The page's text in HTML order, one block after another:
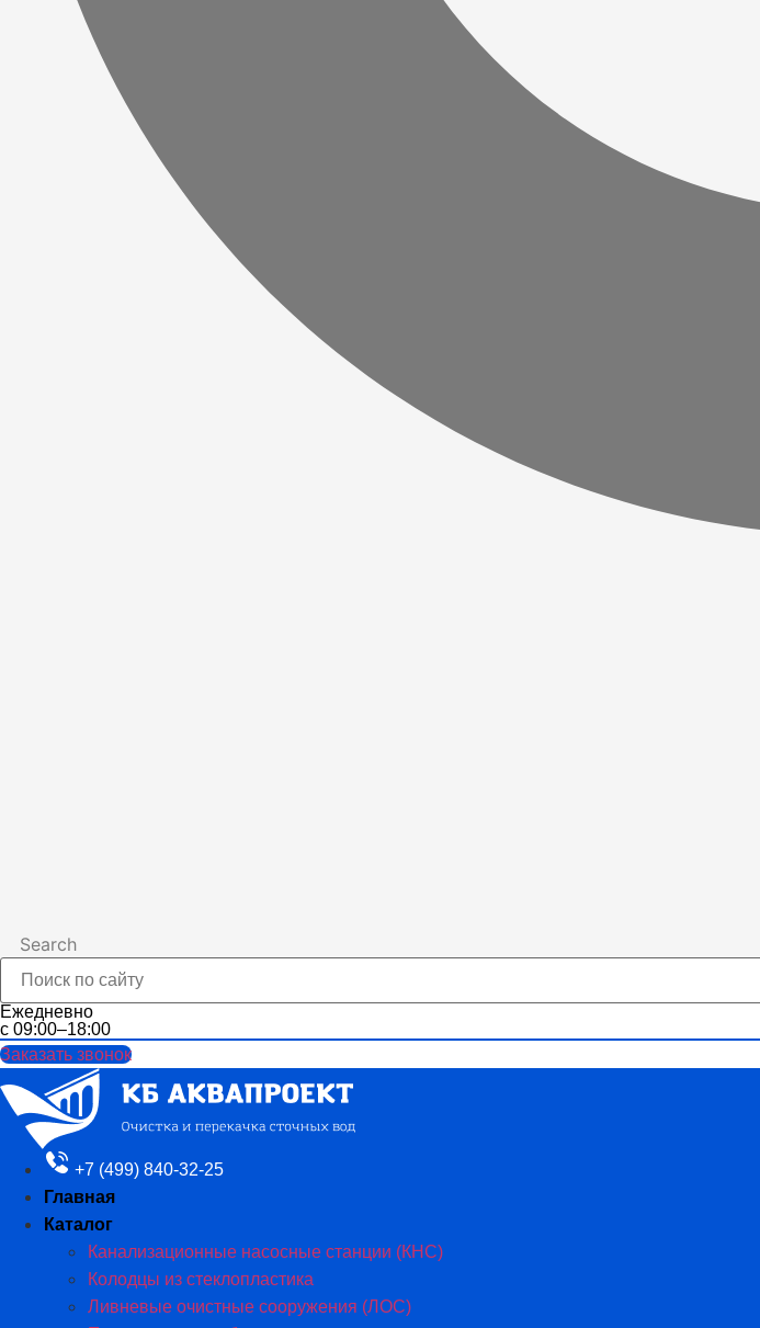
Search
Ежедневно
с 09:00–18:00
Заказать звонок
+7 (499) 840-32-25
Главная
Каталог
Канализационные насосные станции (КНС)
Колодцы из стеклопластика
Ливневые очистные сооружения (ЛОС)